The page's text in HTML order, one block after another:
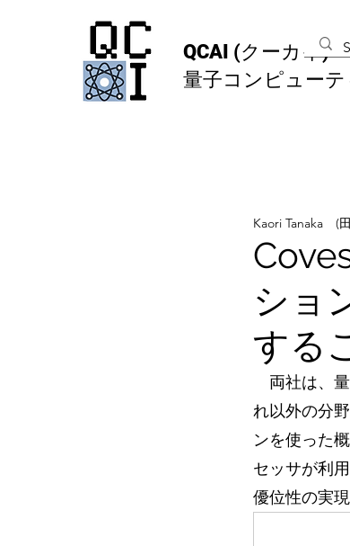
QCAI (クーカイ)
量子コンピュー
ショ
する
Kaori Tanaka (
両社は、量
れ以外の分
ンを使った
セッサが利
優位性の実